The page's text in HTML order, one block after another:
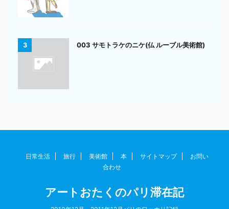
3 003 サモトラケのニケ(仏 ルーブル美術館)
日常生活 旅行 美術館 本 サイトマップ
お問い
合わせ
アートおたくのパリ滞在記